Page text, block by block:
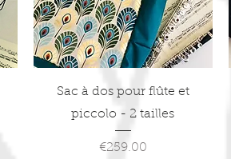
Quick View
Sac à dos pour flûte et
piccolo - 2 tailles
Price
€259.00